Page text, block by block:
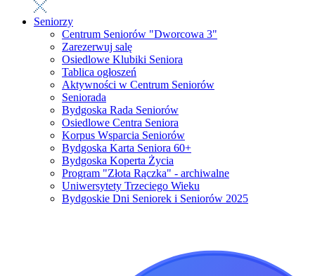
Seniorzy
Centrum Seniorów "Dworcowa 3"
Zarezerwuj salę
Osiedlowe Klubiki Seniora
Tablica ogłoszeń
Aktywności w Centrum Seniorów
Seniorada
Bydgoska Rada Seniorów
Osiedlowe Centra Seniora
Korpus Wsparcia Seniorów
Bydgoska Karta Seniora 60+
Bydgoska Koperta Życia
Program "Złota Rączka" - archiwalne
Uniwersytety Trzeciego Wieku
Bydgoskie Dni Seniorek i Seniorów 2025